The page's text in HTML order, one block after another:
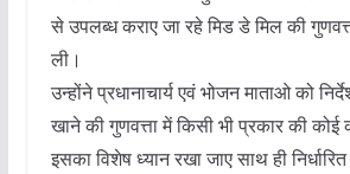
से उपलब्ध कराए जा रहे मिड डे मिल की
ली।
उन्होंने प्रधानाचार्य एवं भोजन माताओ को
खाने की गुणवत्ता में किसी भी प्रकार की कोई
इसका विशेष ध्यान रखा जाए साथ ही